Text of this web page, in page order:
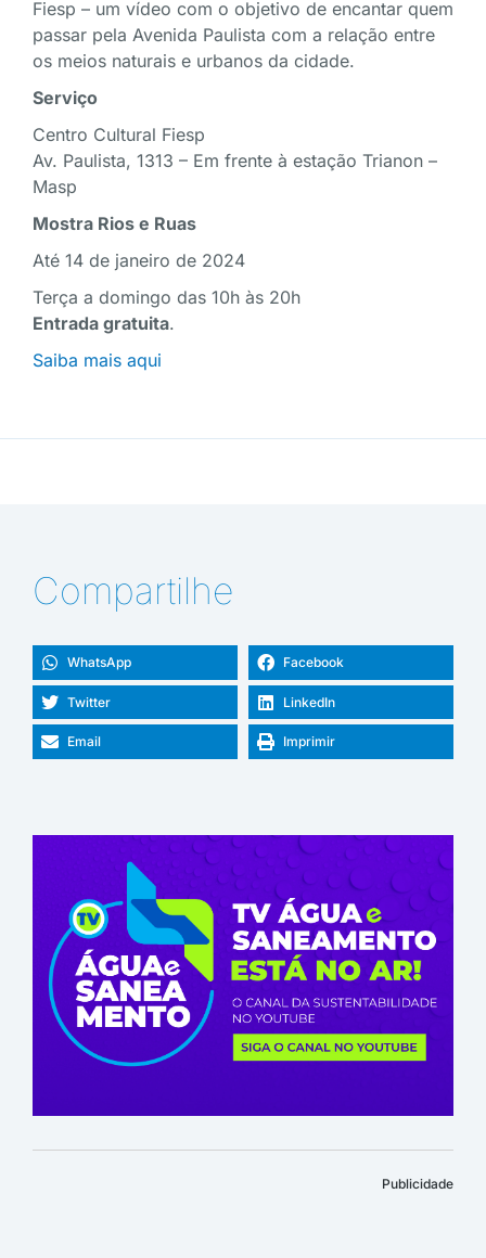
Fiesp – um vídeo com o objetivo de encantar quem
passar pela Avenida Paulista com a relação entre
os meios naturais e urbanos da cidade.
Serviço
Centro Cultural Fiesp
Av. Paulista, 1313 – Em frente à estação Trianon –
Masp
Mostra Rios e Ruas
Até 14 de janeiro de 2024
Terça a domingo das 10h às 20h
Entrada gratuita.
Saiba mais aqui
Compartilhe
WhatsApp Facebook
Twitter LinkedIn
Email Imprimir
Publicidade